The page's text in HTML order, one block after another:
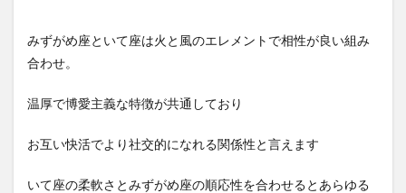
みずがめ座といて座は火と風のエレメントで相性が良い組み
合わせ。
温厚で博愛主義な特徴が共通しており
お互い快活でより社交的になれる関係性と言えます
いて座の柔軟さとみずがめ座の順応性を合わせるとあらゆる